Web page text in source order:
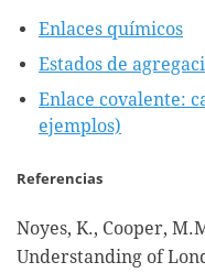
Enlaces químicos
Estados de
Enlace covalente:
ejemplos)
Referencias
Noyes, K., Cooper,
Understanding of